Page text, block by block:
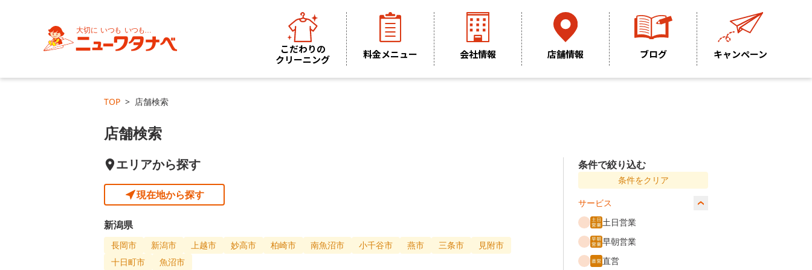
こだわりの
クリーニング
料金メニュー 会社情報 店舗情報 ブログ キャンペーン
TOP 店舗検索
店舗検索
エリアから探す
現在地から探す
新潟県
長岡市 新潟市 上越市 妙高市 柏崎市 南魚沼市 小千谷市 燕市 三条市
見附市
十日町市
魚沼市
条件で絞り込む
条件をクリア
サービス
土日営業
早朝営業
直営